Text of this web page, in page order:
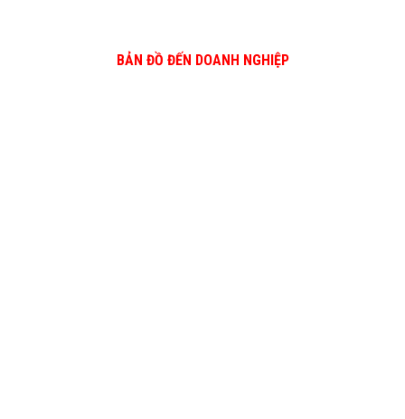
BẢN ĐỒ ĐẾN DOANH NGHIỆP